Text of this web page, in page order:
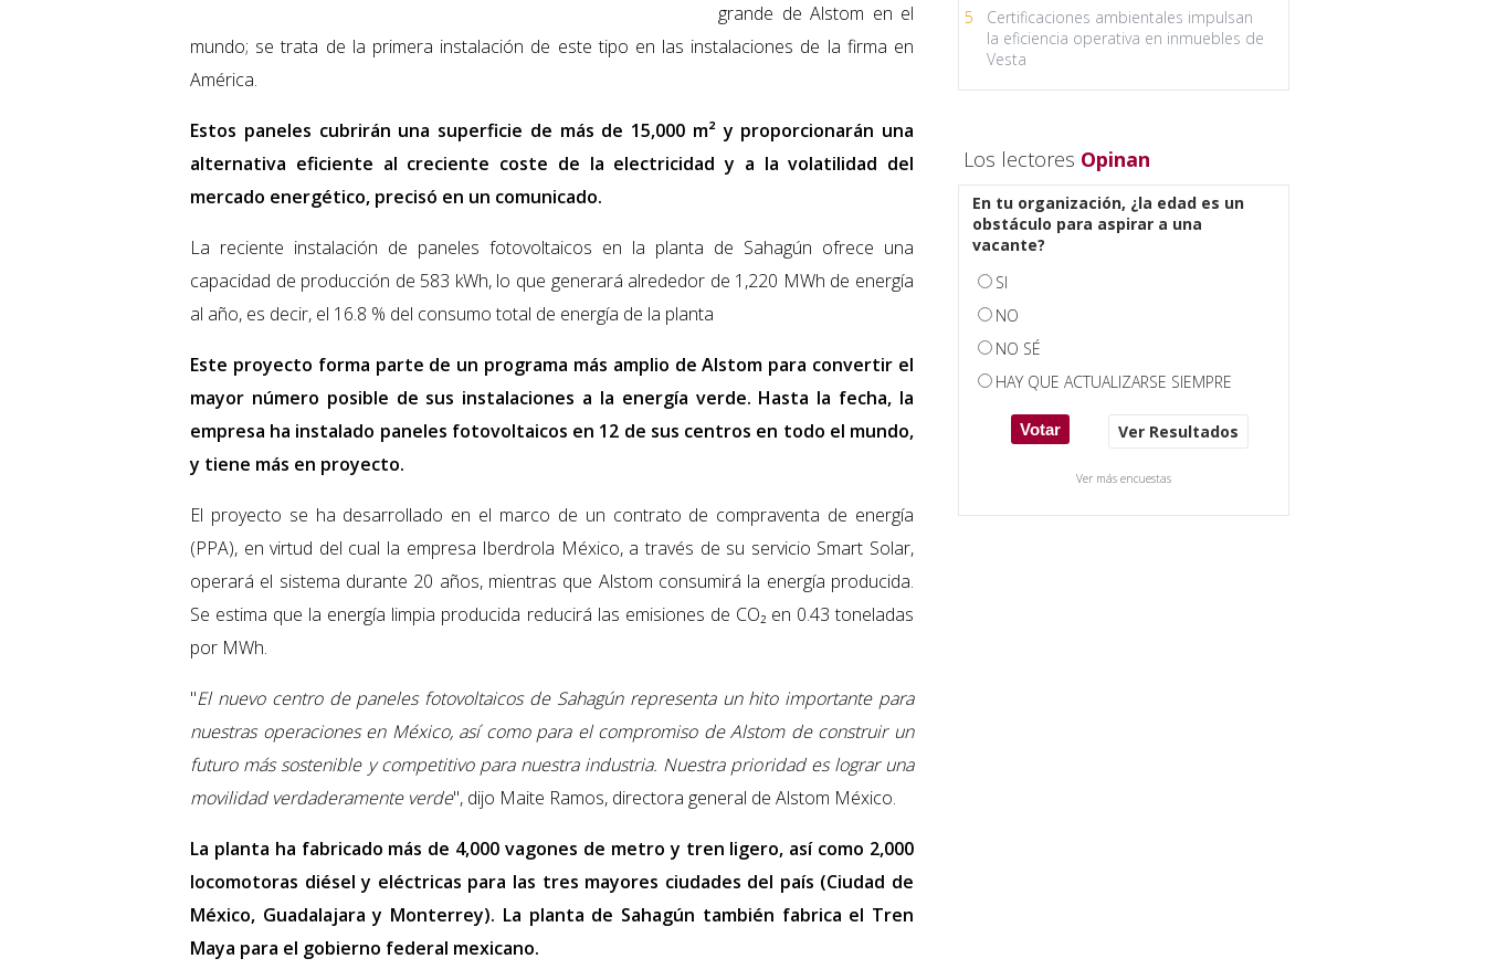
grande de Alstom en el
mundo; se trata de la primera instalación de este tipo en las instalaciones de la firma en
América.
Estos paneles cubrirán una superficie de más de 15,000 m² y proporcionarán una
alternativa eficiente al creciente coste de la electricidad y a la volatilidad del
mercado energético, precisó en un comunicado.
La reciente instalación de paneles fotovoltaicos en la planta de Sahagún ofrece una
capacidad de producción de 583 kWh, lo que generará alrededor de 1,220 MWh de energía
al año, es decir, el 16.8 % del consumo total de energía de la planta
Este proyecto forma parte de un programa más amplio de Alstom para convertir el
mayor número posible de sus instalaciones a la energía verde. Hasta la fecha, la
empresa ha instalado paneles fotovoltaicos en 12 de sus centros en todo el mundo,
y tiene más en proyecto.
El proyecto se ha desarrollado en el marco de un contrato de compraventa de energía
(PPA), en virtud del cual la empresa Iberdrola México, a través de su servicio Smart Solar,
operará el sistema durante 20 años, mientras que Alstom consumirá la energía producida.
Se estima que la energía limpia producida reducirá las emisiones de CO₂ en 0.43 toneladas
por MWh.
"El nuevo centro de paneles fotovoltaicos de Sahagún representa un hito importante para
nuestras operaciones en México, así como para el compromiso de Alstom de construir un
futuro más sostenible y competitivo para nuestra industria. Nuestra prioridad es lograr una
movilidad verdaderamente verde", dijo Maite Ramos, directora general de Alstom México.
La planta ha fabricado más de 4,000 vagones de metro y tren ligero, así como 2,000
locomotoras diésel y eléctricas para las tres mayores ciudades del país (Ciudad de
México, Guadalajara y Monterrey). La planta de Sahagún también fabrica el Tren
Maya para el gobierno federal mexicano.
5
Certificaciones ambientales impulsan
la eficiencia operativa en inmuebles de
Vesta
Los lectores Opinan
En tu organización, ¿la edad es un
obstáculo para aspirar a una
vacante?
SI
NO
NO SÉ
HAY QUE ACTUALIZARSE SIEMPRE
Ver Resultados
Ver más encuestas